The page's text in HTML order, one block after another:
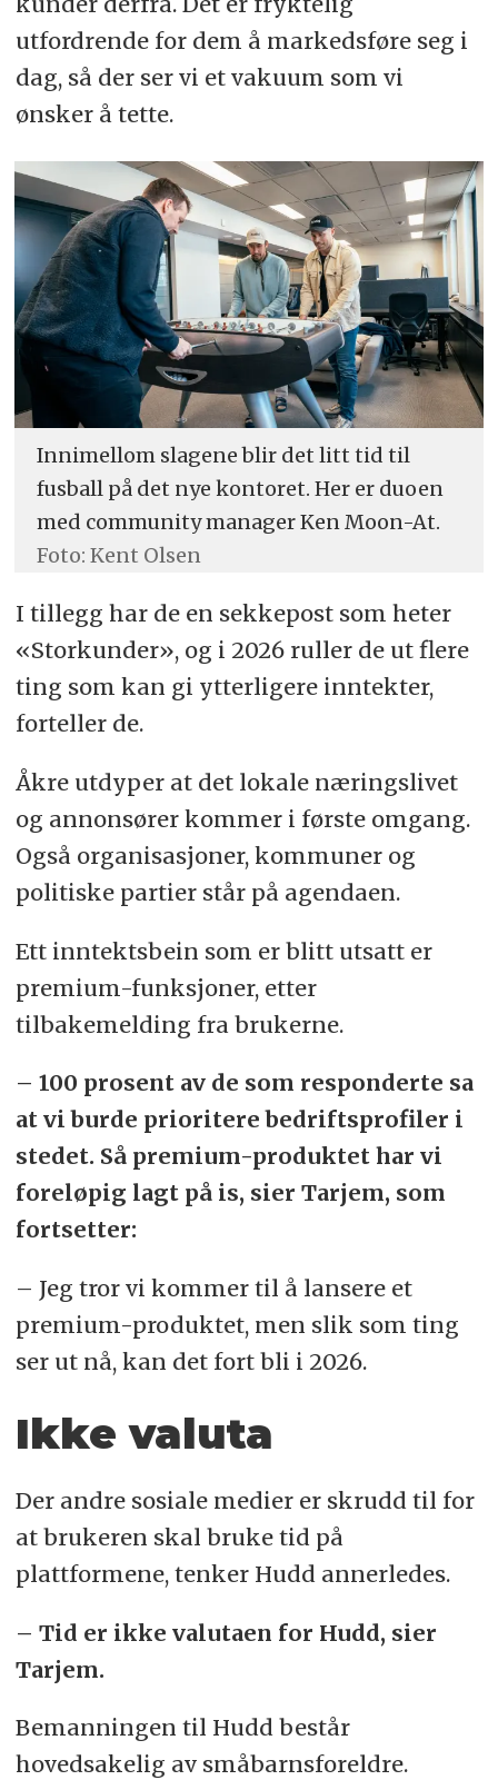
utfordrende for dem å markedsføre seg i
dag, så der ser vi et vakuum som vi
ønsker å tette.
Innimellom slagene blir det litt tid til
fusball på det nye kontoret. Her er duoen
med community manager Ken Moon-At.
Foto: Kent Olsen
I tillegg har de en sekkepost som heter
«Storkunder», og i 2026 ruller de ut flere
ting som kan gi ytterligere inntekter,
forteller de.
Åkre utdyper at det lokale næringslivet
og annonsører kommer i første omgang.
Også organisasjoner, kommuner og
politiske partier står på agendaen.
Ett inntektsbein som er blitt utsatt er
premium-funksjoner, etter
tilbakemelding fra brukerne.
– 100 prosent av de som responderte sa
at vi burde prioritere bedriftsprofiler i
stedet. Så premium-produktet har vi
foreløpig lagt på is, sier Tarjem, som
fortsetter:
– Jeg tror vi kommer til å lansere et
premium-produktet, men slik som ting
ser ut nå, kan det fort bli i 2026.
Ikke valuta
Der andre sosiale medier er skrudd til for
at brukeren skal bruke tid på
plattformene, tenker Hudd annerledes.
– Tid er ikke valutaen for Hudd, sier
Tarjem.
Bemanningen til Hudd består
hovedsakelig av småbarnsforeldre.